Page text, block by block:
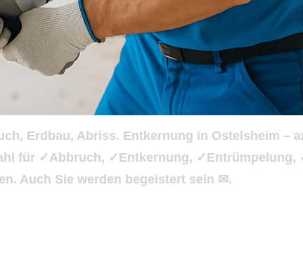
Erdbau, Abriss. Entkernung in Ostelsheim –
für ✓Abbruch, ✓Entkernung, ✓Entrümpelung,
Auch Sie werden begeistert sein ✉.